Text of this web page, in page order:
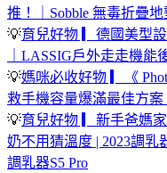
推！｜Sobble 無毒折疊地
💡育兒好物 ▎德國美型
｜LASSIG戶外走走機能
💡媽咪必收好物 ▎《
救手機容量爆滿最佳方案
💡育兒好物 ▎新手爸媽
奶不用猜溫度 | 2023調乳
調乳器S5 Pro